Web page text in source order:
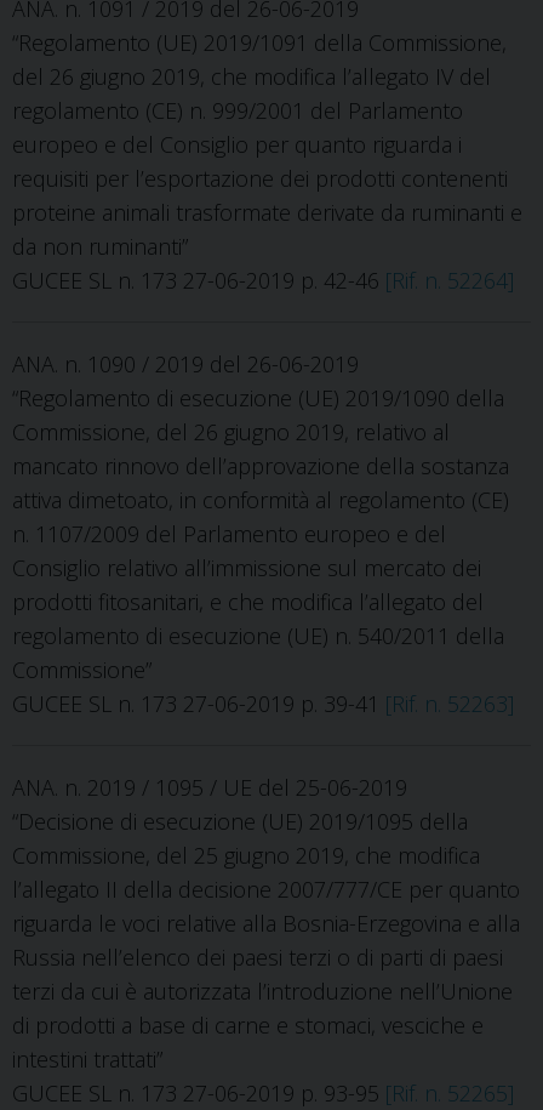
ANA. n. 1091 / 2019 del 26-06-2019
“Regolamento (UE) 2019/1091 della Commissione,
del 26 giugno 2019, che modifica l’allegato IV del
regolamento (CE) n. 999/2001 del Parlamento
europeo e del Consiglio per quanto riguarda i
requisiti per l’esportazione dei prodotti contenenti
proteine animali trasformate derivate da ruminanti e
da non ruminanti”
GUCEE SL n. 173 27-06-2019 p. 42-46 [Rif. n. 52264]
ANA. n. 1090 / 2019 del 26-06-2019
“Regolamento di esecuzione (UE) 2019/1090 della
Commissione, del 26 giugno 2019, relativo al
mancato rinnovo dell’approvazione della sostanza
attiva dimetoato, in conformità al regolamento (CE)
n. 1107/2009 del Parlamento europeo e del
Consiglio relativo all’immissione sul mercato dei
prodotti fitosanitari, e che modifica l’allegato del
regolamento di esecuzione (UE) n. 540/2011 della
Commissione”
GUCEE SL n. 173 27-06-2019 p. 39-41 [Rif. n. 52263]
ANA. n. 2019 / 1095 / UE del 25-06-2019
“Decisione di esecuzione (UE) 2019/1095 della
Commissione, del 25 giugno 2019, che modifica
l’allegato II della decisione 2007/777/CE per quanto
riguarda le voci relative alla Bosnia-Erzegovina e alla
Russia nell’elenco dei paesi terzi o di parti di paesi
terzi da cui è autorizzata l’introduzione nell’Unione
di prodotti a base di carne e stomaci, vesciche e
intestini trattati”
GUCEE SL n. 173 27-06-2019 p. 93-95 [Rif. n. 52265]